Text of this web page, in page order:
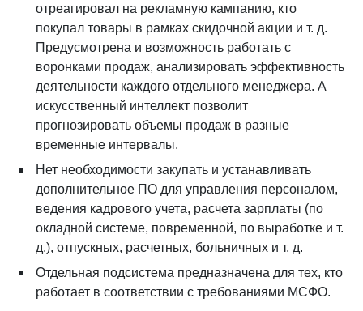
отреагировал на рекламную кампанию, кто
покупал товары в рамках скидочной акции и т. д.
Предусмотрена и возможность работать с
воронками продаж, анализировать эффективность
деятельности каждого отдельного менеджера. А
искусственный интеллект позволит
прогнозировать объемы продаж в разные
временные интервалы.
Нет необходимости закупать и устанавливать
дополнительное ПО для управления персоналом,
ведения кадрового учета, расчета зарплаты (по
окладной системе, повременной, по выработке и т.
д.), отпускных, расчетных, больничных и т. д.
Отдельная подсистема предназначена для тех, кто
работает в соответствии с требованиями МСФО.